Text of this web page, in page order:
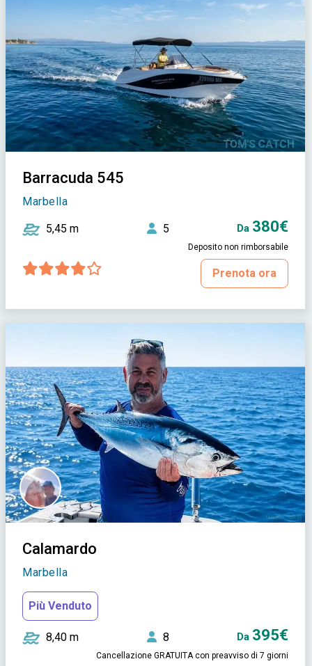
Barracuda 545
Marbella
5,45 m 5 Da 380€
Deposito non rimborsabile
Prenota ora
Calamardo
Marbella
Più Venduto
8,40 m 8 Da 395€
Cancellazione GRATUITA con preavviso di 7 giorni